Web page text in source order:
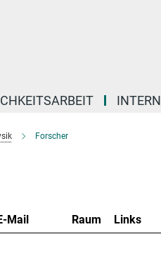
INTERN
Forscher
Mail Raum
Links